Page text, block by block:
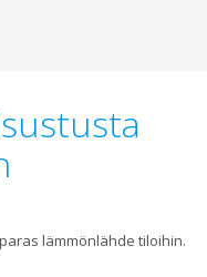
lämmönlähde tiloihin.